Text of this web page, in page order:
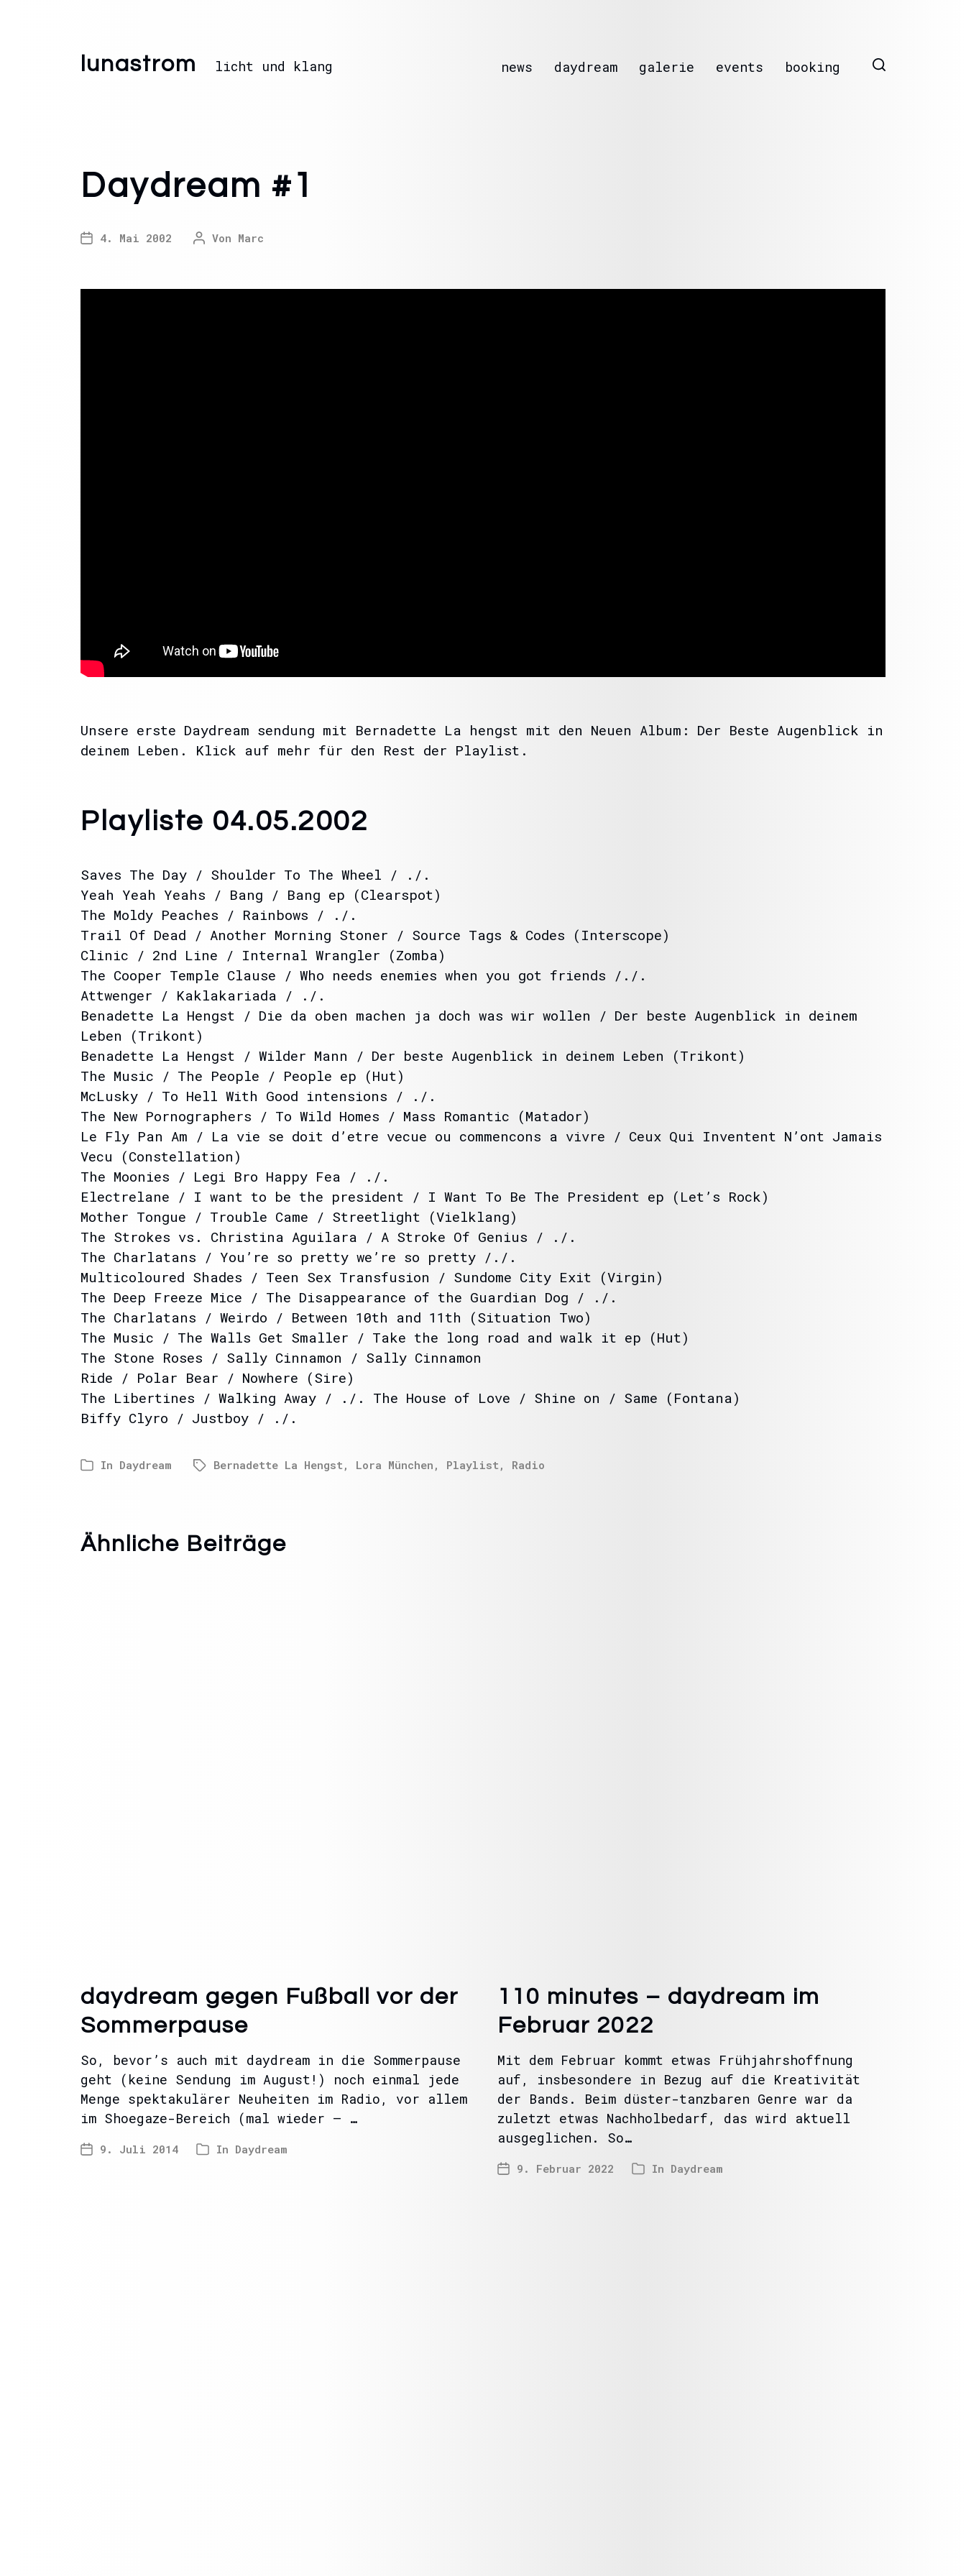
lunastrom licht und klang news daydream galerie events booking
Daydream #1
4. Mai 2002 Von Marc
Unsere erste Daydream sendung mit Bernadette La hengst mit den Neuen Album: Der Beste Augenblick in
deinem Leben. Klick auf mehr für den Rest der Playlist.
Playliste 04.05.2002
Saves The Day / Shoulder To The Wheel / ./.
Yeah Yeah Yeahs / Bang / Bang ep (Clearspot)
The Moldy Peaches / Rainbows / ./.
Trail Of Dead / Another Morning Stoner / Source Tags & Codes (Interscope)
Clinic / 2nd Line / Internal Wrangler (Zomba)
The Cooper Temple Clause / Who needs enemies when you got friends /./.
Attwenger / Kaklakariada / ./.
Benadette La Hengst / Die da oben machen ja doch was wir wollen / Der beste Augenblick in deinem
Leben (Trikont)
Benadette La Hengst / Wilder Mann / Der beste Augenblick in deinem Leben (Trikont)
The Music / The People / People ep (Hut)
McLusky / To Hell With Good intensions / ./.
The New Pornographers / To Wild Homes / Mass Romantic (Matador)
Le Fly Pan Am / La vie se doit d’etre vecue ou commencons a vivre / Ceux Qui Inventent N’ont Jamais
Vecu (Constellation)
The Moonies / Legi Bro Happy Fea / ./.
Electrelane / I want to be the president / I Want To Be The President ep (Let’s Rock)
Mother Tongue / Trouble Came / Streetlight (Vielklang)
The Strokes vs. Christina Aguilara / A Stroke Of Genius / ./.
The Charlatans / You’re so pretty we’re so pretty /./.
Multicoloured Shades / Teen Sex Transfusion / Sundome City Exit (Virgin)
The Deep Freeze Mice / The Disappearance of the Guardian Dog / ./.
The Charlatans / Weirdo / Between 10th and 11th (Situation Two)
The Music / The Walls Get Smaller / Take the long road and walk it ep (Hut)
The Stone Roses / Sally Cinnamon / Sally Cinnamon
Ride / Polar Bear / Nowhere (Sire)
The Libertines / Walking Away / ./. The House of Love / Shine on / Same (Fontana)
Biffy Clyro / Justboy / ./.
In Daydream Bernadette La Hengst , Lora München , Playlist , Radio
Ähnliche Beiträge
daydream gegen Fußball vor der
Sommerpause
So, bevor’s auch mit daydream in die Sommerpause
geht (keine Sendung im August!) noch einmal jede
Menge spektakulärer Neuheiten im Radio, vor allem
im Shoegaze-Bereich (mal wieder – …
9. Juli 2014 In Daydream
110 minutes – daydream im
Februar 2022
Mit dem Februar kommt etwas Frühjahrshoffnung
auf, insbesondere in Bezug auf die Kreativität
der Bands. Beim düster-tanzbaren Genre war da
zuletzt etwas Nachholbedarf, das wird aktuell
ausgeglichen. So…
9. Februar 2022 In Daydream